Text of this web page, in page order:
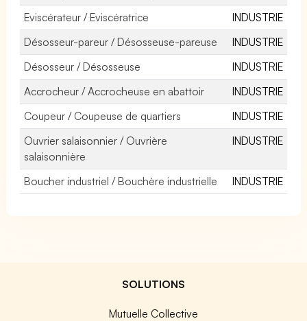
Eviscérateur / Eviscératrice
INDUSTRIE
Désosseur-pareur / Désosseuse-pareuse
INDUSTRIE
Désosseur / Désosseuse
INDUSTRIE
Accrocheur / Accrocheuse en abattoir
INDUSTRIE
Coupeur / Coupeuse de quartiers
INDUSTRIE
Ouvrier salaisonnier / Ouvrière
salaisonnière
INDUSTRIE
Boucher industriel / Bouchère industrielle INDUSTRIE
SOLUTIONS
Mutuelle Collective